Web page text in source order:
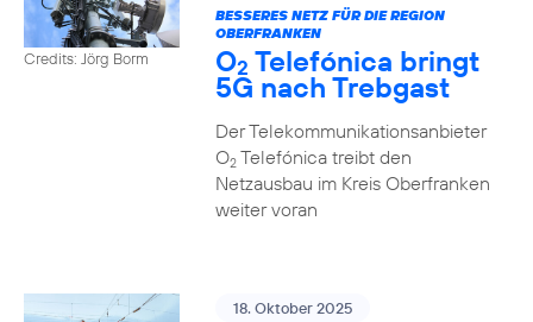
Credits: Jörg Borm
BESSERES NETZ FÜR DIE REGION
OBERFRANKEN
O2 Telefónica bringt
5G nach Trebgast
Der Telekommunikationsanbieter
O2Telefónica treibt den
Netzausbau im Kreis Oberfranken
weiter voran
18. Oktober 2025